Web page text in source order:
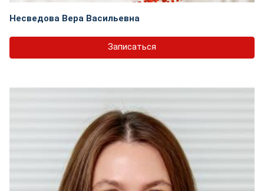
Несведова Вера Васильевна
Записаться